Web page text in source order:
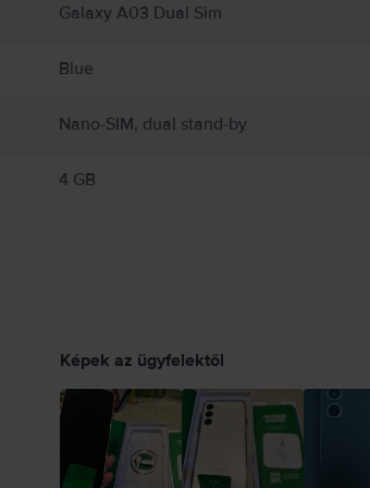
Galaxy A03 Dual Sim
Blue
Nano-SIM, dual stand-by
4 GB
Képek az ügyfelektől